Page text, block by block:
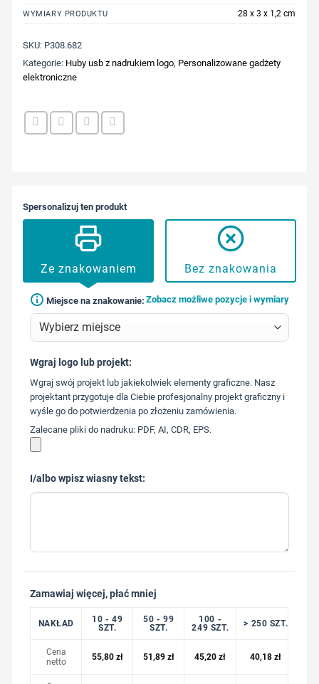
WYMIARY PRODUKTU 28 x 3 x 1,2 cm
SKU: P308.682
Kategorie: Huby usb z nadrukiem logo, Personalizowane gadżety
elektroniczne
Spersonalizuj ten produkt
Ze znakowaniem Bez znakowania
Miejsce na znakowanie: Zobacz możliwe pozycje i wymiary
573 568
217
Wgraj logo lub projekt:
Wgraj swój projekt lub jakiekolwiek elementy graficzne. Nasz
projektant przygotuje dla Ciebie profesjonalny projekt graficzny i
wyśle go do potwierdzenia po złożeniu zamówienia.
Zalecane pliki do nadruku: PDF, AI, CDR, EPS.
I/albo wpisz wiasny tekst:
Zamawiaj więcej, płać mniej
NAKŁAD
10 - 49
SZT.
50 - 99
SZT.
100 -
249 SZT.
> 250 SZT.
Cena
netto
55,80 zł 51,89 zł 45,20zł 40,18zł